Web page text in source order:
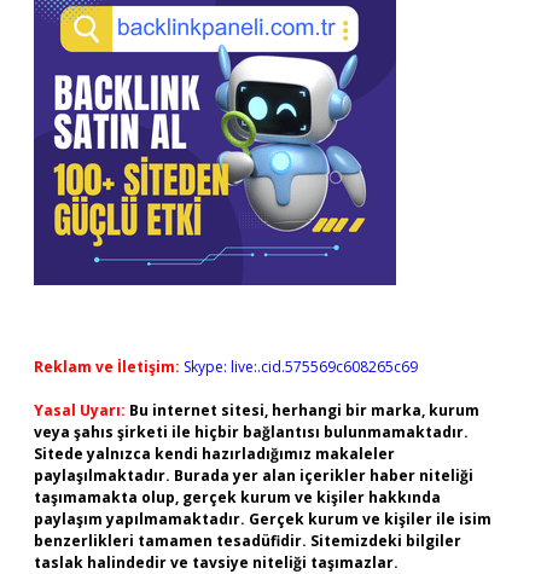
Reklam ve İletişim: Skype: live:.cid.575569c608265c69
Yasal Uyarı: Bu internet sitesi, herhangi bir marka, kurum
veya şahıs şirketi ile hiçbir bağlantısı bulunmamaktadır.
Sitede yalnızca kendi hazırladığımız makaleler
paylaşılmaktadır. Burada yer alan içerikler haber niteliği
taşımamakta olup, gerçek kurum ve kişiler hakkında
paylaşım yapılmamaktadır. Gerçek kurum ve kişiler ile isim
benzerlikleri tamamen tesadüfidir. Sitemizdeki bilgiler
taslak halindedir ve tavsiye niteliği taşımazlar.